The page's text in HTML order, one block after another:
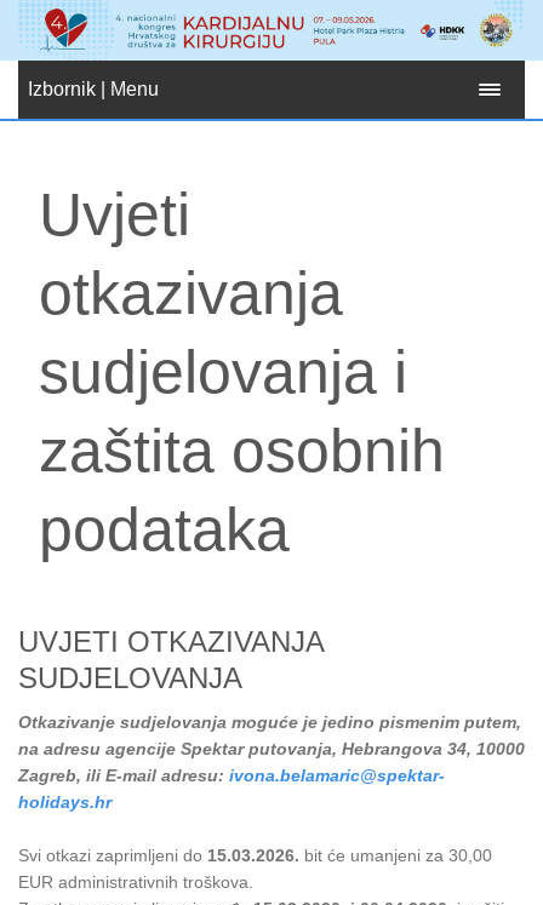
Izbornik | Menu
Uvjeti
otkazivanja
sudjelovanja i
zaštita osobnih
podataka
UVJETI OTKAZIVANJA
SUDJELOVANJA
Otkazivanje sudjelovanja moguće je jedino pismenim putem,
na adresu agencije Spektar putovanja, Hebrangova 34, 10000
Zagreb, ili E-mail adresu: ivona.belamaric@spektar-
holidays.hr
Svi otkazi zaprimljeni do 15.03.2026. bit će umanjeni za 30,00
EUR administrativnih troškova.